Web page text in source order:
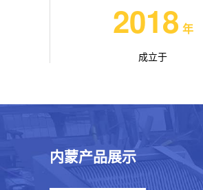
2018 年
成立于
内蒙产品展示